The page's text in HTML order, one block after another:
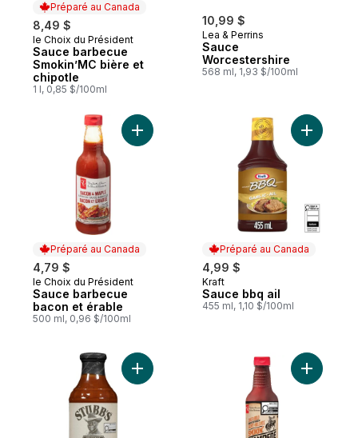
Préparé au Canada
8,49 $
Préparé au Canada
le Choix du Président
Sauce barbecue
Smokin’MC bière et
chipotle
1 l, 0,85 $/100ml
10,99 $
Lea & Perrins
Sauce
Worcestershire
568 ml, 1,93 $/100ml
Préparé au Canada
4,79 $
Préparé au Canada
le Choix du Président
Sauce barbecue
bacon et érable
500 ml, 0,96 $/100ml
Ajouter Sauce barbecue bacon et érable
Préparé au Canada
4,99 $
Préparé au Canada
Kraft
Sauce bbq ail
455 ml, 1,10 $/100ml
Ajouter
Ajouter Sauce bbq originale au panier
Ajouter